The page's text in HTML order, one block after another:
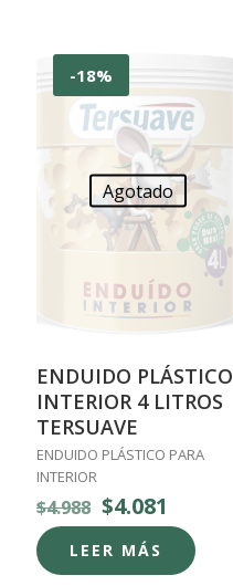
-18%
Agotado
ENDUIDO PLÁSTICO
INTERIOR 4 LITROS
TERSUAVE
ENDUIDO PLÁSTICO PARA
INTERIOR
$4.988 El
precio
original
era:
$4.081
precio
actual
es:
LEER MÁS